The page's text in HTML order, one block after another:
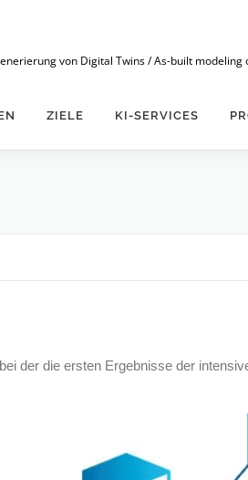
von Digital Twins / As-built
ZIELE KI-SERVICES
der die ersten Ergebnisse der